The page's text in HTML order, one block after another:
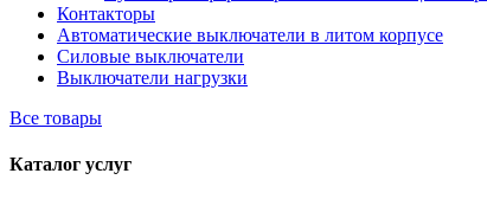
Контакторы
Автоматические выключатели в литом корпусе
Силовые выключатели
Выключатели нагрузки
Все товары
Каталог услуг